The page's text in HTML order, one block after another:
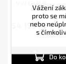
Vážení
proto se
nebo
s
54 155 Kč
Do